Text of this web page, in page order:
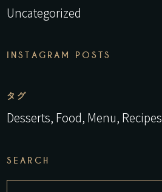
Uncategorized
INSTAGRAM POSTS
タグ
Desserts Food Menu Recipes
SEARCH